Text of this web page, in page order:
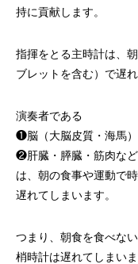
持に貢献します。
指揮をとる主時計は、
ブレットを含む）で遅
演奏者である
❶脳（大脳皮質・海馬
❷肝臓・膵臓・筋肉な
は、朝の食事や運動で
遅れてしまいます。
つまり、朝食を食べな
梢時計は遅れてしまい